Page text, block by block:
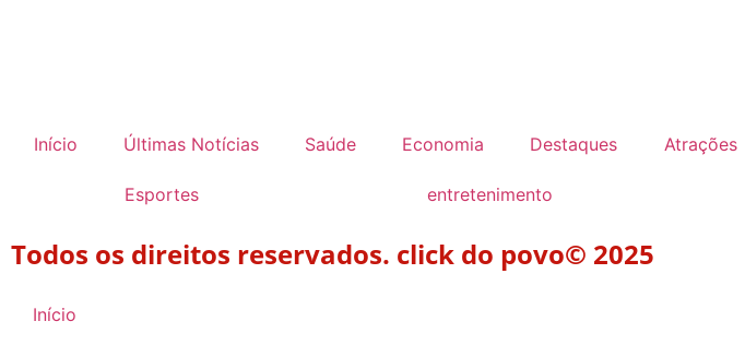
Início Últimas Notícias Saúde Economia Destaques Atrações
Esportes entretenimento
Todos os direitos reservados. click do povo© 2025
Início